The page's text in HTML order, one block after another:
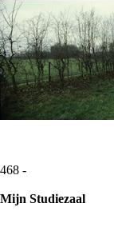
468 -
Mijn Studiezaal